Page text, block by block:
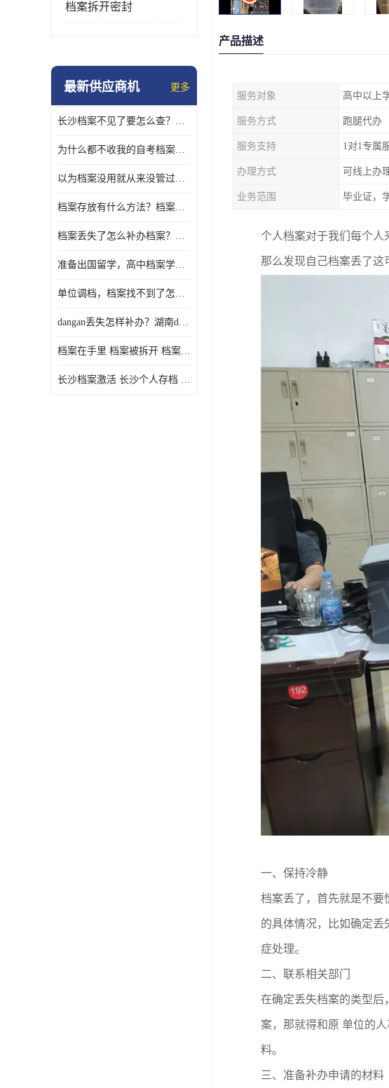
档案拆开密封
最新供应商机 更多
长沙档案不见了要怎么查？档案查询 档案补办
为什么都不收我的自考档案？自考档案怎么存档？
以为档案没用就从来没管过，现在要用档案该怎么办？
档案存放有什么方法？档案在手里为什么不能用
档案丢失了怎么补办档案？湖南档案补办 档案补办方法
准备出国留学，高中档案学校发给我了怎么办？
单位调档，档案找不到了怎么办？
dangan丢失怎样补办？湖南dangan丢失补办流程介绍！
档案在手里 档案被拆开 档案补办 档案问题一站式服务
长沙档案激活 长沙个人存档 长沙档案存档
产品描述
服务对象 高中以上
服务方式 跑腿代办
服务支持 1对1专属
办理方式 可线上办
业务范围 毕业证，
个人档案对于我们每个人
那么发现自己档案丢了这
一、 保持冷静
档案丢了， 首先就是不要
的具体情况，比如确定丢
症处理。
二、 联系相关部门
在确定丢失档案的类型后
案，那就得和原 单位的人
料。
三、 准备补办申请的材料